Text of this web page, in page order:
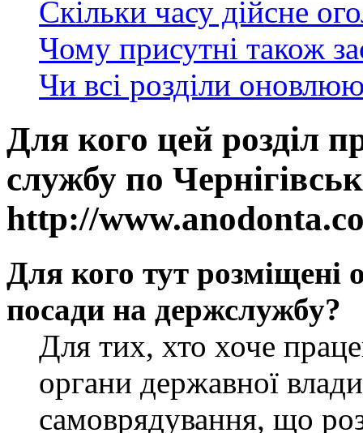
Скільки часу дійсне
Чому присутні також
Чи всі розділи
Для кого цей розділ
службу по
http://
Для кого тут розміщені
посади на держслужбу?
Для тих, хто хоче
органи державної
самоврядування, що